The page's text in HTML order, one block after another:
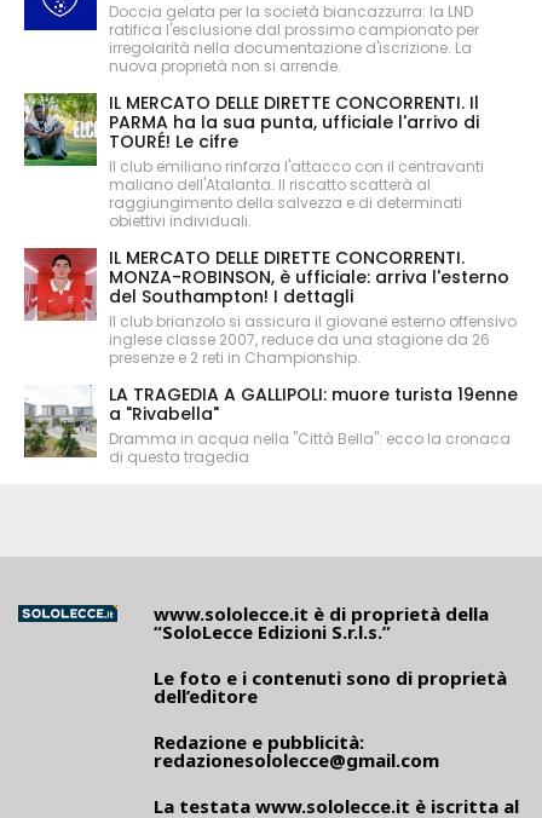
Doccia gelata per la società biancazzurra: la LND
ratifica l'esclusione dal prossimo campionato per
irregolarità nella documentazione d'iscrizione. La
nuova proprietà non si arrende.
IL MERCATO DELLE DIRETTE CONCORRENTI. Il
PARMA ha la sua punta, ufficiale l'arrivo di
TOURÉ! Le cifre
Il club emiliano rinforza l'attacco con il centravanti
maliano dell'Atalanta. Il riscatto scatterà al
raggiungimento della salvezza e di determinati
obiettivi individuali.
IL MERCATO DELLE DIRETTE CONCORRENTI.
MONZA-ROBINSON, è ufficiale: arriva l'esterno
del Southampton! I dettagli
Il club brianzolo si assicura il giovane esterno offensivo
inglese classe 2007, reduce da una stagione da 26
presenze e 2 reti in Championship.
LA TRAGEDIA A GALLIPOLI: muore turista 19enne
a "Rivabella"
Dramma in acqua nella "Città Bella": ecco la cronaca
di questa tragedia
www.sololecce.it è di proprietà della
“SoloLecce Edizioni S.r.l.s.”
Le foto e i contenuti sono di proprietà
dell’editore
Redazione e pubblicità:
redazionesololecce@gmail.com
La testata www.sololecce.it è iscritta al